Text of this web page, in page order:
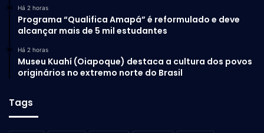
Há 2 horas
Programa “Qualifica Amapá” é reformulado e deve
alcançar mais de 5 mil estudantes
Há 2 horas
Museu Kuahí (Oiapoque) destaca a cultura dos povos
originários no extremo norte do Brasil
Tags